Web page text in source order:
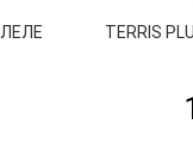
TERRIS